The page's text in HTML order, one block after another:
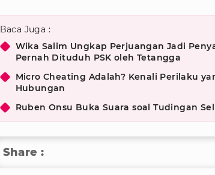
Baca Juga :
Wika Salim Ungkap Perjuangan Jadi
Pernah Dituduh PSK oleh Tetangga
Micro Cheating Adalah? Kenali Perilaku
Hubungan
Ruben Onsu Buka Suara soal Tudingan
Share :